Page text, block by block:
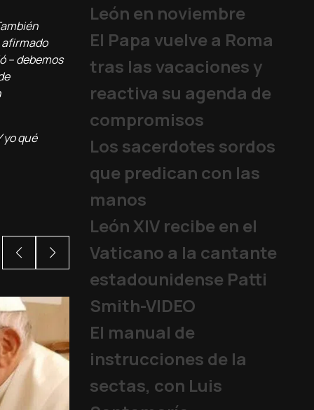
afirmado
– debemos
yo qué
León en noviembre
El Papa vuelve a Roma
tras las vacaciones y
reactiva su agenda de
compromisos
Los sacerdotes sordos
que predican con las
manos
León XIV recibe en el
Vaticano a la cantante
estadounidense Patti
Smith-VIDEO
El manual de
instrucciones de la
sectas, con Luis